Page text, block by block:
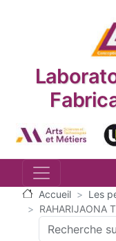
Logo_image
Accueil
Les
RAHARIJAONA
Search